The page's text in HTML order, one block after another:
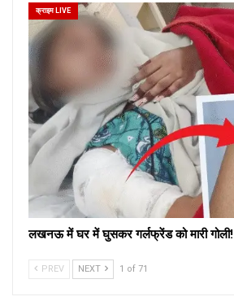
क्राइम LIVE
लखनऊ में घर में घुसकर गर्लफ्रेंड को मारी गोली!
PREV NEXT 1 of 71